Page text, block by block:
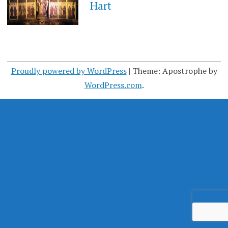
Hart
Proudly powered by WordPress | Theme: Apostrophe by
WordPress.com.